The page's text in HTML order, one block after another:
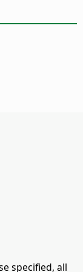
specified, all